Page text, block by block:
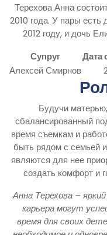
Терехова Анна
2010 года. У пары
2012 году, и дочь
Супруг
Дата
Алексей Смирнов
Будучи
сбалансированный
время съемкам и
быть рядом с семьей
являются для нее
создать комфорт и
Анна Терехова –
карьера могут
время для своих